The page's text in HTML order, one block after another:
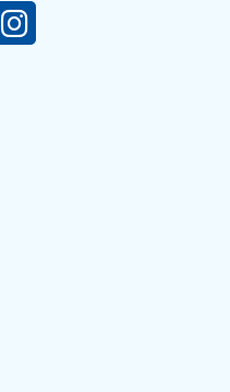
Nootdorp,
Pijnacker-Nootdorp WhatsApp